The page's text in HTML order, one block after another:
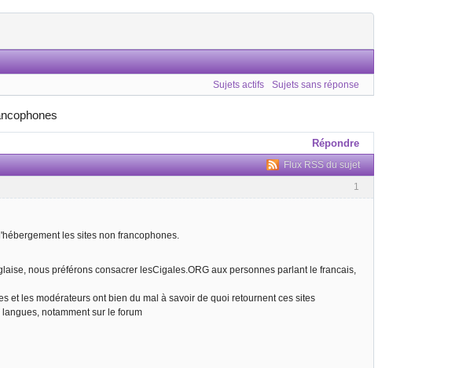
Sujets actifs Sujets sans réponse
Répondre
Flux RSS du sujet
1
les sites non francophones.
nous préférons consacrer lesCigales.ORG aux personnes parlant le francais,
et les modérateurs ont bien du mal à savoir de quoi retournent ces sites
notamment sur le forum